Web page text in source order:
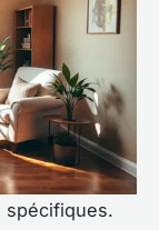
spécifiques.